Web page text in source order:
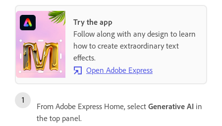
Try the app
Follow along with any design to learn
how to create extraordinary text
effects.
Open Adobe Express
From Adobe Express Home, select Generative AI in
the top panel.